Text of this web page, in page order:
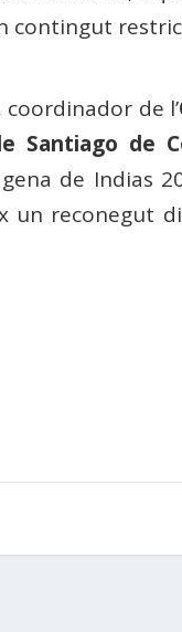
contingut
coordinador de l’
Santiago de
de Indias
un reconegut